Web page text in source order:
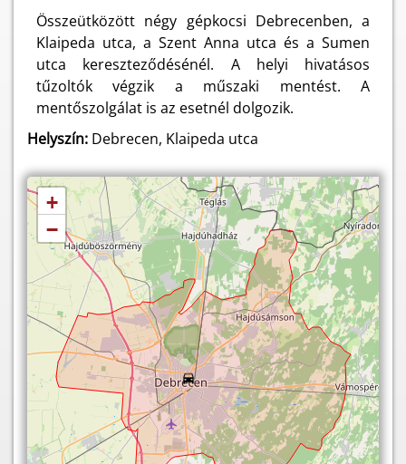
Összeütközött négy gépkocsi Debrecenben, a
Klaipeda utca, a Szent Anna utca és a Sumen
utca kereszteződésénél. A helyi hivatásos
tűzoltók végzik a műszaki mentést. A
mentőszolgálat is az esetnél dolgozik.
Helyszín: Debrecen, Klaipeda utca
+
−